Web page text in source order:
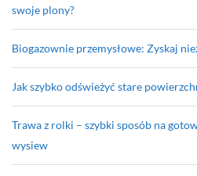
swoje plony?
Biogazownie przemysłowe: Zyskaj
Jak szybko odświeżyć stare
Trawa z rolki – szybki sposób na
wysiew